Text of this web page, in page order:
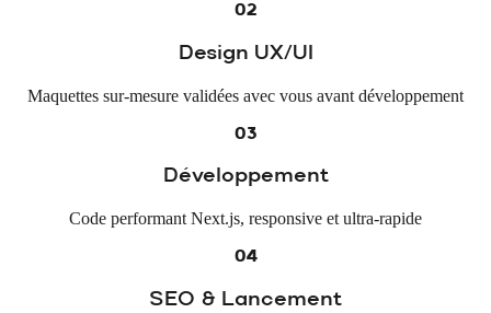
02
Design UX/UI
Maquettes sur-mesure validées avec vous avant développement
03
Développement
Code performant Next.js, responsive et ultra-rapide
04
SEO & Lancement